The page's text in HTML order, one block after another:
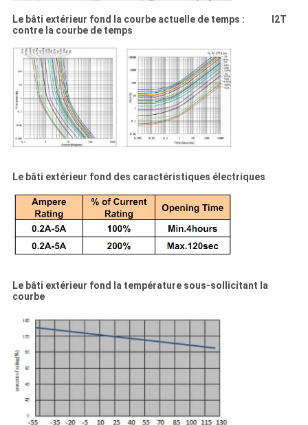
Le bâti extérieur fond la courbe actuelle de temps : I2T
contre la courbe de temps
Le bâti extérieur fond des caractéristiques électriques
Le bâti extérieur fond la température sous-sollicitant la
courbe